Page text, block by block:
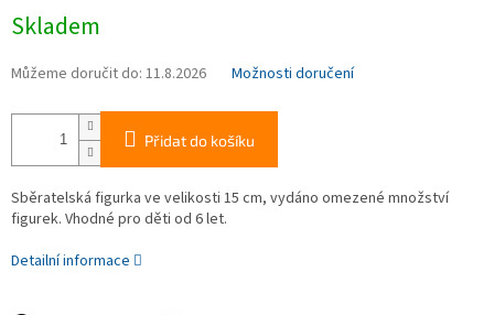
cena:
Skladem
Můžeme doručit do: 11.8.2026 Možnosti doručení
Přidat do košíku
Sběratelská figurka ve velikosti 15 cm, vydáno omezené množství
figurek. Vhodné pro děti od 6 let.
Detailní informace